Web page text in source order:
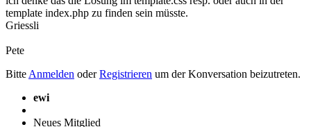
template index.php zu finden sein müsste.
Griessli
Pete
Bitte Anmelden oderRegistrieren um der Konversation beizutreten.
ewi
Neues Mitglied